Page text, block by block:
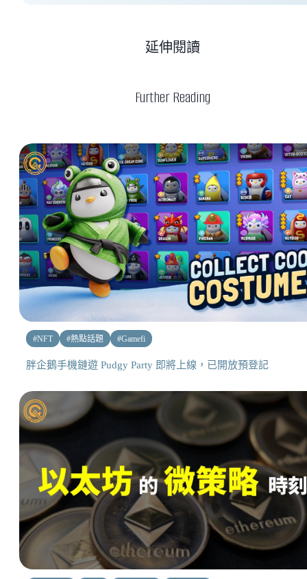
Further Reading
延伸閱讀
#NFT #熱點話題 #Gamefi
胖企鵝手機鏈遊 Pudgy Party 即將上線，已開放預登記